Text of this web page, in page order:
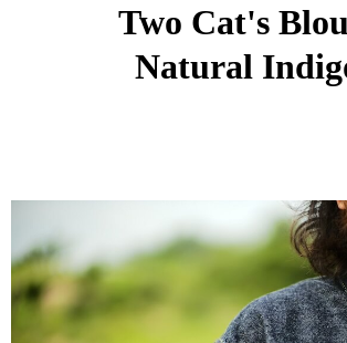
Two Cat's
Natural